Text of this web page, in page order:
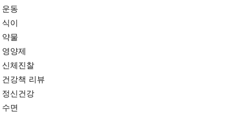
운동
식이
약물
영양제
신체진찰
건강책 리뷰
정신건강
수면